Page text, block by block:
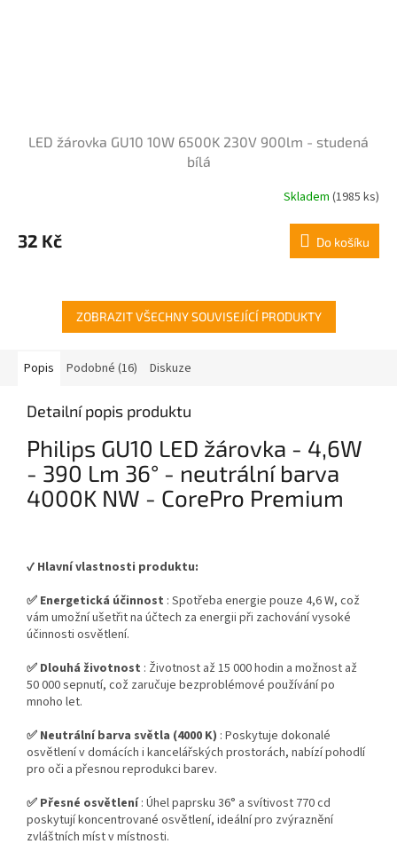
LED žárovka GU10 10W 6500K 230V 900lm - studená
bílá
produktu
je
Skladem(1985 ks)
32 Kč Do košíku
ZOBRAZIT VŠECHNY SOUVISEJÍCÍ PRODUKTY
Popis Podobné (16) Diskuze
Detailní popis produktu
Philips GU10 LED žárovka - 4,6W
- 390 Lm 36° - neutrální barva
4000K NW - CorePro Premium
✔️ Hlavní vlastnosti produktu:
✅ Energetická účinnost : Spotřeba energie pouze 4,6 W, což
vám umožní ušetřit na účtech za energii při zachování vysoké
účinnosti osvětlení.
✅ Dlouhá životnost : Životnost až 15 000 hodin a možnost až
50 000 sepnutí, což zaručuje bezproblémové používání po
mnoho let.
✅ Neutrální barva světla (4000 K) : Poskytuje dokonalé
osvětlení v domácích i kancelářských prostorách, nabízí pohodlí
pro oči a přesnou reprodukci barev.
✅ Přesné osvětlení: Úhel paprsku 36° a svítivost 770 cd
poskytují koncentrované osvětlení, ideální pro zvýraznění
zvláštních míst v místnosti.